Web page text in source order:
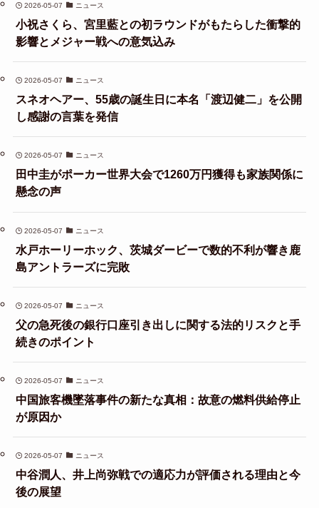
2026-05-07 ニュース
小祝さくら、宮里藍との初ラウンドがもたらした衝撃的
影響とメジャー戦への意気込み
2026-05-07 ニュース
スネオヘアー、55歳の誕生日に本名「渡辺健二」を公開
し感謝の言葉を発信
2026-05-07 ニュース
田中圭がポーカー世界大会で1260万円獲得も家族関係に
懸念の声
2026-05-07 ニュース
水戸ホーリーホック、茨城ダービーで数的不利が響き鹿
島アントラーズに完敗
2026-05-07 ニュース
父の急死後の銀行口座引き出しに関する法的リスクと手
続きのポイント
2026-05-07 ニュース
中国旅客機墜落事件の新たな真相：故意の燃料供給停止
が原因か
2026-05-07 ニュース
中谷潤人、井上尚弥戦での適応力が評価される理由と今
後の展望